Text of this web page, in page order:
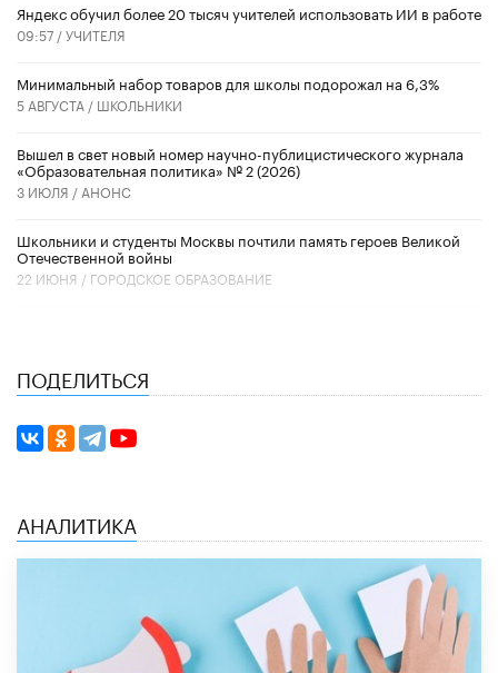
​Яндекс обучил более 20 тысяч учителей использовать ИИ в работе
09:57 /УЧИТЕЛЯ
Минимальный набор товаров для школы подорожал на 6,3%
5 АВГУСТА / ШКОЛЬНИКИ
Вышел в свет новый номер научно-публицистического журнала
«Образовательная политика» № 2 (2026)
3 ИЮЛЯ / АНОНС
Школьники и студенты Москвы почтили память героев Великой
Отечественной войны
22 ИЮНЯ / ГОРОДСКОЕ ОБРАЗОВАНИЕ
ПОДЕЛИТЬСЯ
АНАЛИТИКА